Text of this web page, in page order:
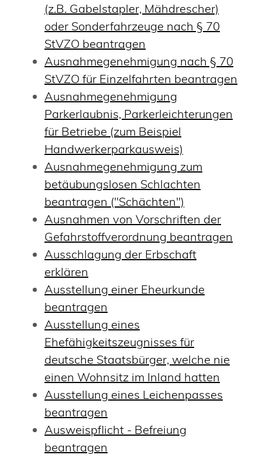
(z.B. Gabelstapler, Mähdrescher)
oder Sonderfahrzeuge nach § 70
StVZO beantragen
Ausnahmegenehmigung nach § 70
StVZO für Einzelfahrten beantragen
Ausnahmegenehmigung
Parkerlaubnis, Parkerleichterungen
für Betriebe (zum Beispiel
Handwerkerparkausweis)
Ausnahmegenehmigung zum
betäubungslosen Schlachten
beantragen ("Schächten")
Ausnahmen von Vorschriften der
Gefahrstoffverordnung beantragen
Ausschlagung der Erbschaft
erklären
Ausstellung einer Eheurkunde
beantragen
Ausstellung eines
Ehefähigkeitszeugnisses für
deutsche Staatsbürger, welche nie
einen Wohnsitz im Inland hatten
Ausstellung eines Leichenpasses
beantragen
Ausweispflicht - Befreiung
beantragen